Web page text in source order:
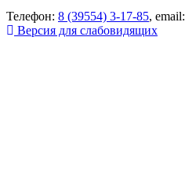
Телефон: 8 (39554) 3-17-85, email:
Версия для слабовидящих